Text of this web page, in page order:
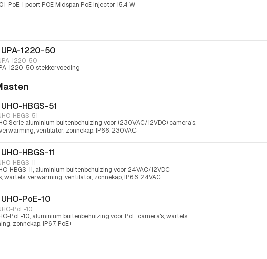
PoE, 1 poort POE Midspan PoE Injector 15.4 W
UPA-1220-50
1220-50
1220-50 stekkervoeding
HBGS-51
HBGS-51
Serie aluminium buitenbehuizing voor (230VAC/12VDC) camera's,
ventilator, zonnekap, IP66, 230VAC
HBGS-11
HBGS-11
HBGS-11, aluminium buitenbehuizing voor 24VAC/12VDC
wartels, verwarming, ventilator, zonnekap, IP66, 24VAC
PoE-10
PoE-10
PoE-10, aluminium buitenbehuizing voor PoE camera's, wartels,
zonnekap, IP67, PoE+